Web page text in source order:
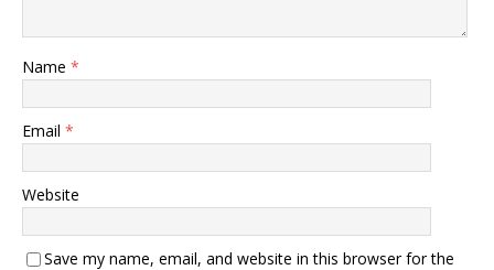
Name *
Email *
Website
Save my name, email, and website in this browser for the